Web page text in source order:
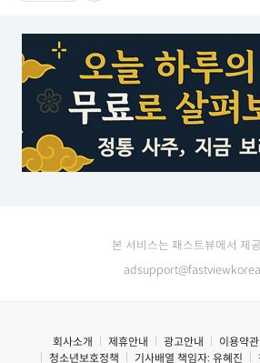
본 서비스는 패스트뷰에서 제
회사소개 제휴안내 광고안내 이용약관
청소년보호정책
기사배열 책임자: 유혜진